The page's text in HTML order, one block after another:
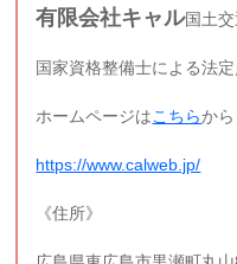
有限会社キャル国土
国家資格整備士による法
ホームページはこちらから
https://www.calweb.jp/
《住所》